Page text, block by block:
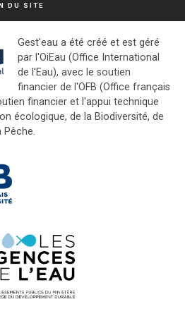
DU SITE
Gest'eau a été créé et est géré
par l'OiEau (Office International
de l'Eau), avec le soutien
financier de l'OFB (Office français
financier et l'appui technique
écologique, de la Biodiversité, de
Pêche.